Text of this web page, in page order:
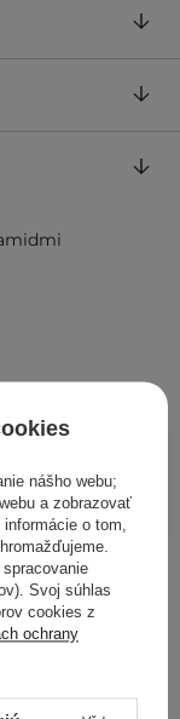
KOŠÍKA
nášho webu;
a zobrazovať
o tom,
Svoj súhlas
cookies z
ochrany